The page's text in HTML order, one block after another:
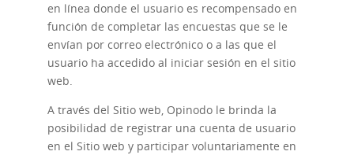
en línea donde el usuario es recompensado en
función de completar las encuestas que se le
envían por correo electrónico o a las que el
usuario ha accedido al iniciar sesión en el sitio
web.
A través del Sitio web, Opinodo le brinda la
posibilidad de registrar una cuenta de usuario
en el Sitio web y participar voluntariamente en